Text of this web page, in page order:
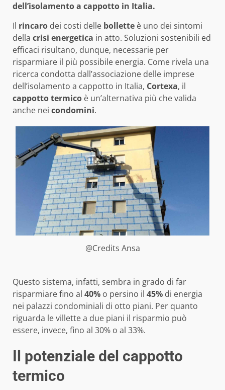
dell’isolamento a cappotto in Italia.
Il rincaro dei costi delle bollette è uno dei sintomi
della crisi energetica in atto. Soluzioni sostenibili ed
efficaci risultano, dunque, necessarie per
risparmiare il più possibile energia. Come rivela una
ricerca condotta dall’associazione delle imprese
dell’isolamento a cappotto in Italia, Cortexa, il
cappotto termico è un’alternativa più che valida
anche nei condomini.
@Credits Ansa
Questo sistema, infatti, sembra in grado di far
risparmiare fino al 40% o persino il 45% di energia
nei palazzi condominiali di otto piani. Per quanto
riguarda le villette a due piani il risparmio può
essere, invece, fino al 30% o al 33%.
Il potenziale del cappotto
termico